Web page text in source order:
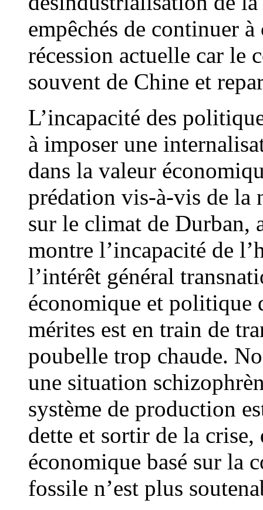
empêchés de continuer
récession actuelle car le
souvent de Chine et
L’incapacité des
à imposer une
dans la valeur
prédation vis-à-vis de la
sur le climat de Durban,
montre l’incapacité de
l’intérêt général
économique et politique
mérites est en train de
poubelle trop chaude.
une situation
système de production
dette et sortir de la crise,
économique basé sur la
fossile n’est plus